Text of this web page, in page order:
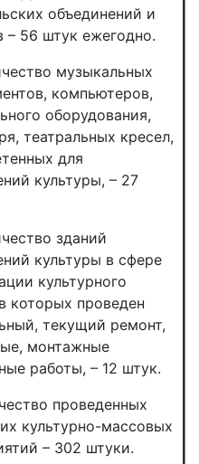
объединений и
– 56 штук ежегодно.
музыкальных
компьютеров,
оборудования,
театральных кресел,
для
культуры, – 27
зданий
культуры в сфере
культурного
которых проведен
текущий ремонт,
монтажные
работы, – 12 штук.
проведенных
культурно-массовых
– 302 штуки.